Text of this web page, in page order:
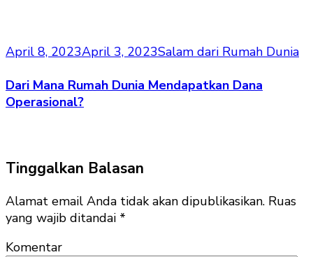
April 8, 2023April 3, 2023Salam dari Rumah Dunia
Dari Mana Rumah Dunia Mendapatkan Dana
Operasional?
Tinggalkan Balasan
Alamat email Anda tidak akan dipublikasikan. Ruas
yang wajib ditandai *
Komentar